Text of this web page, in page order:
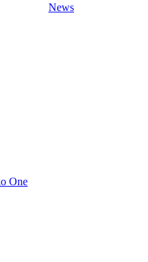
News
One